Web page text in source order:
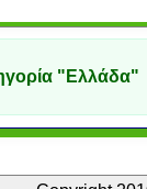
"Ελλάδα"